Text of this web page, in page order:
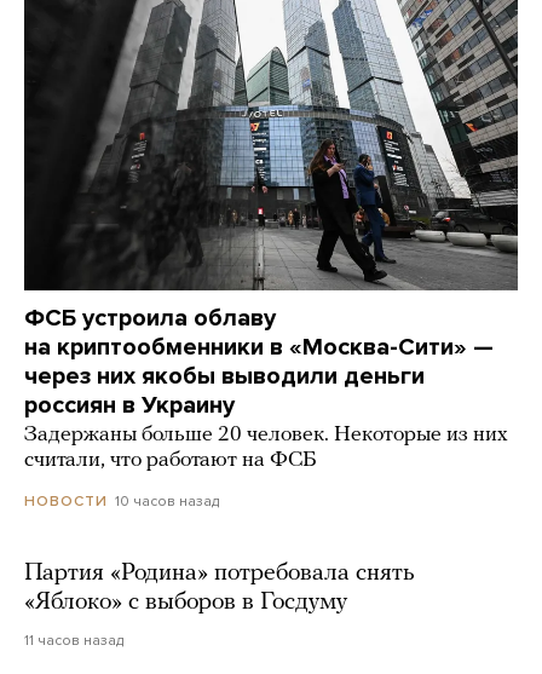
ФСБ устроила облаву
на криптообменники в «Москва-Сити» —
через них якобы выводили деньги
россиян в Украину
Задержаны больше 20 человек. Некоторые из них
считали, что работают на ФСБ
НОВОСТИ 10 часов назад
Партия «Родина» потребовала снять
«Яблоко» с выборов в Госдуму
11 часов назад